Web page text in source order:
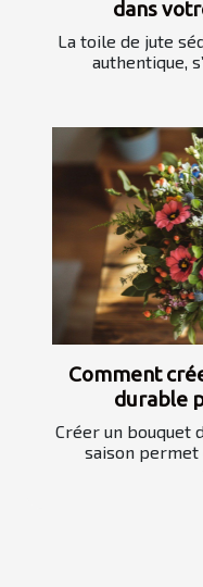
dans
La toile de jute
authentique,
Comment
durable
Créer un bouquet
saison permet